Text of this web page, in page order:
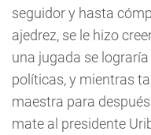
seguidor y hasta
ajedrez, se le hizo
una jugada se
políticas, y mientras
maestra para
mate al presidente